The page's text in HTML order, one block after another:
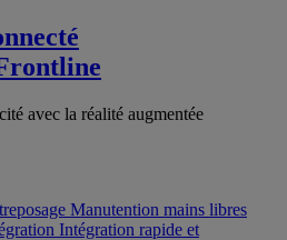
avec la réalité augmentée
Manutention mains libres
Intégration rapide et